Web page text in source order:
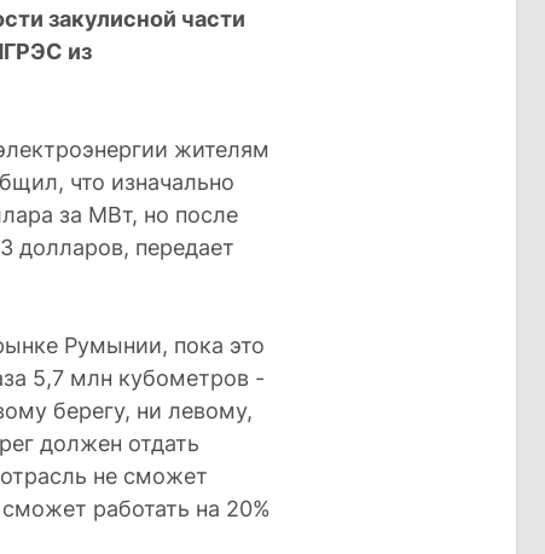
закулисной части
из
жителям
что изначально
за МВт, но после
долларов, передает
Румынии, пока это
5,7 млн кубометров -
берегу, ни левому,
должен отдать
не сможет
работать на 20%